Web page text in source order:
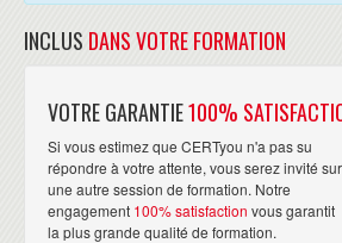
INCLUS DANS VOTRE FORMATION
VOTRE GARANTIE100%
Si vous estimez que CERTyou n'a pas su
répondre à votre attente, vous serez invité sur
une autre session de formation. Notre
engagement 100% satisfaction vous garantit
la plus grande qualité de formation.